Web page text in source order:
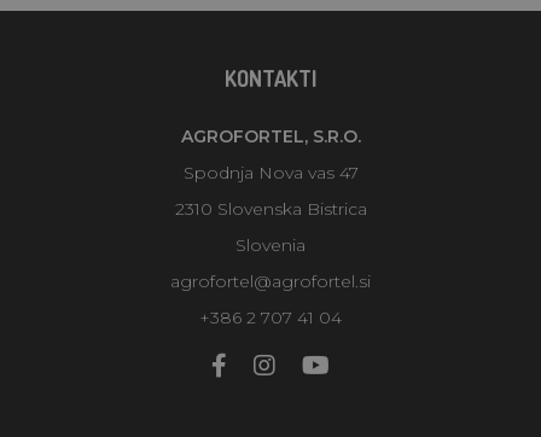
KONTAKTI
AGROFORTEL, S.R.O.
Spodnja Nova vas 47
2310 Slovenska Bistrica
Slovenia
agrofortel@agrofortel.si
+386 2 707 41 04